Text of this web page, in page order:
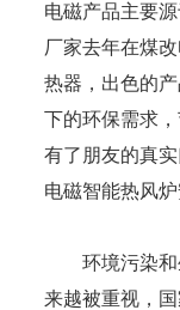
电磁产品主要
厂家去年在煤
热器，出色的
下的环保需求
有了朋友的真
电磁智能热风炉
环境污染和
来越被重视，